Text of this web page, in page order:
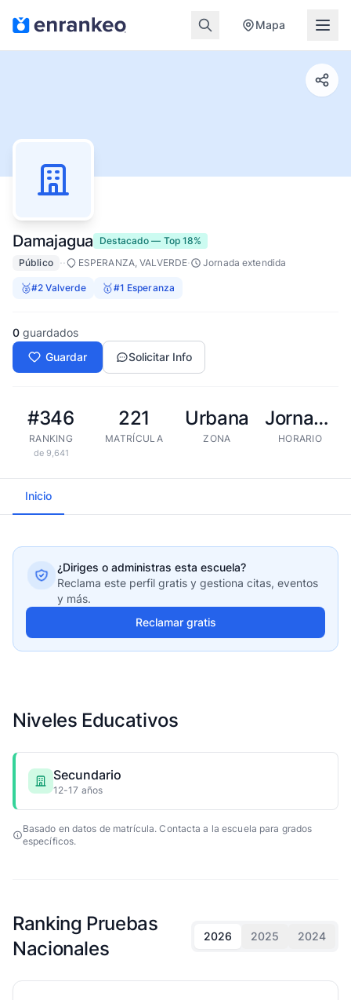
Mapa
Damajagua Destacado — Top 18%
Público
·· ESPERANZA, VALVERDE· Jornada extendida
🥈#2 Valverde 🥇#1 Esperanza
0 guardados
Guardar
Solicitar Info
#346
RANKING
de 9,641
221
MATRÍCULA
Urbana
ZONA
Jornada extendida
HORARIO
Inicio
¿Diriges o administras esta escuela?
Reclama este perfil gratis y gestiona citas, eventos
y más.
Reclamar gratis
Niveles Educativos
Secundario
12-17 años
Basado en datos de matrícula. Contacta a la escuela para grados
específicos.
Ranking Pruebas
Nacionales
2026 2025 2024